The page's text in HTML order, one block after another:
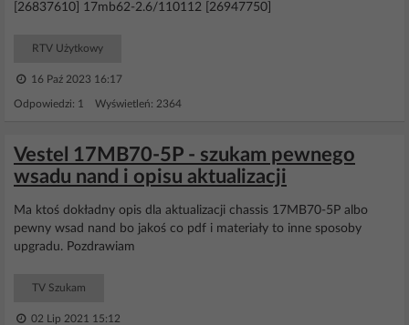
[26837610] 17mb62-2.6/110112 [26947750]
RTV Użytkowy
16 Paź 2023 16:17
Odpowiedzi: 1 Wyświetleń: 2364
Vestel 17MB70-5P - szukam pewnego
wsadu nand i opisu aktualizacji
Ma ktoś dokładny opis dla aktualizacji chassis 17MB70-5P albo
pewny wsad nand bo jakoś co pdf i materiały to inne sposoby
upgradu. Pozdrawiam
TV Szukam
02 Lip 2021 15:12